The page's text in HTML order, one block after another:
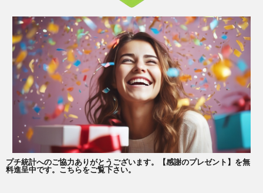
プチ統計へのご協力ありがとうございます。【感謝のプレゼント】を無
料進呈中です。こちらをご覧下さい。